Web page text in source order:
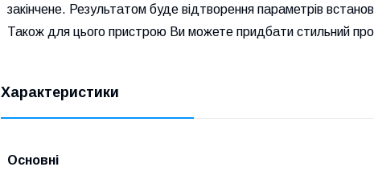
закінчене. Результатом буде відтворення параметрів
Також для цього пристрою Ви можете придбати стильний
Характеристики
Основні